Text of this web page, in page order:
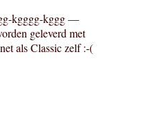
kgggg-kggg —
geleverd met
als Classic zelf :-(